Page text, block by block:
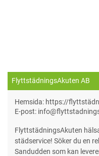
FlyttstädningsAkuten AB
Hemsida: https://
E-post:
FlyttstädningsAkuten
städservice! Söker du en
Sandudden som kan